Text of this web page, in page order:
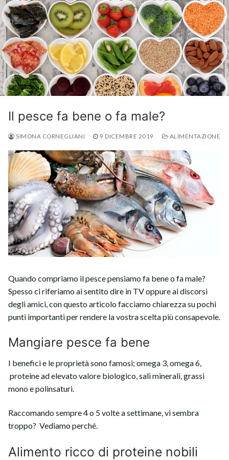
Il pesce fa bene o fa male?
SIMONA CORNEGLIANI 9 DICEMBRE 2019 ALIMENTAZIONE
Quando compriamo il pesce pensiamo fa bene o fa male?
Spesso ci riferiamo ai sentito dire in TV oppure ai discorsi
degli amici, con questo articolo facciamo chiarezza su pochi
punti importanti per rendere la vostra scelta più consapevole.
Mangiare pesce fa bene
I benefici e le proprietà sono famosi; omega 3, omega 6,
proteine ad elevato valore biologico, sali minerali, grassi
mono e polinsaturi.
Raccomando sempre 4 o 5 volte a settimane, vi sembra
troppo? Vediamo perché.
Alimento ricco di proteine nobili